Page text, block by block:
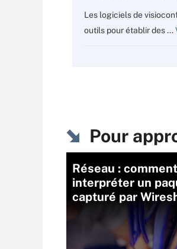
Les logiciels de
outils pour établir des ...
Pour
Réseau : comment
interpréter un
capturé par